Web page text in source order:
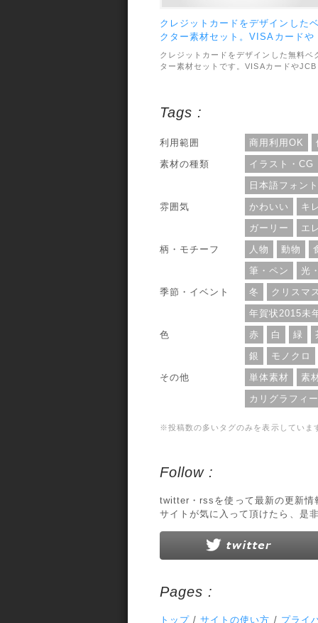
クレジットカードをデザインした
クター素材セット。VISAカードや
JCBカードなど。
クレジットカードをデザインした無料ベ
ター素材セットです。VISAカードやJCB
用範囲については、個人・商用利用問わ
OKとなっています。
Tags :
利用範囲 商用利用OK
素材の種類
イラスト・CG
日本語フォン
雰囲気
かわいい
キ
ガーリー
エ
柄・モチーフ
人物 動物
筆・ペン
光
季節・イベント
冬
クリスマ
年賀状2015未
色
赤 白 緑
銀
モノクロ
その他
単体素材
素
カリグラフィ
※投稿数の多いタグのみを表示していま
Follow :
twitter・rssを使って最新の更新情
サイトが気に入って頂けたら、是
Pages :
トップ /サイトの使い方 / プライ